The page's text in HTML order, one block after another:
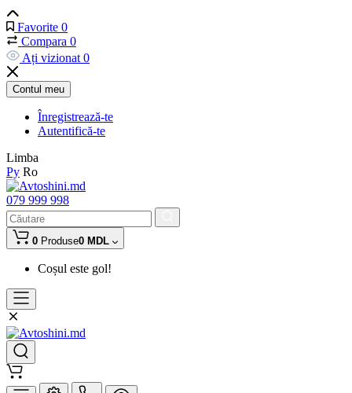
Favorite 0
Compara 0
Ați vizionat 0
Contul meu
Înregistrează-te
Autentifică-te
Limba
Ру Ro
079 999 998
0 Produse0 MDL
Coșul este gol!